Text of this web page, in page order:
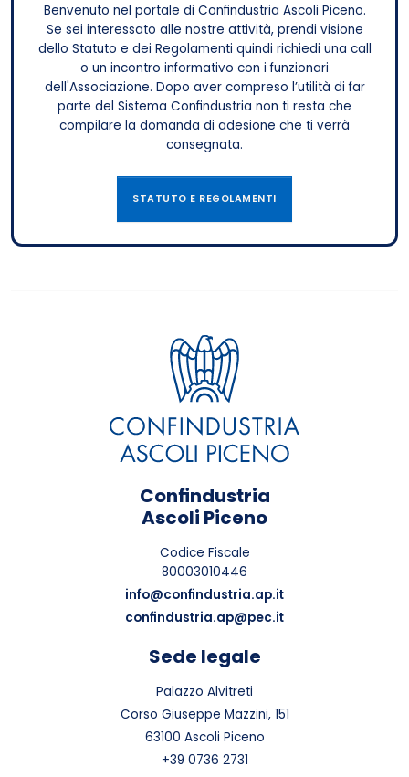
Benvenuto nel portale di Confindustria Ascoli Piceno.
Se sei interessato alle nostre attività, prendi visione
dello Statuto e dei Regolamenti quindi richiedi una call
o un incontro informativo con i funzionari
dell'Associazione. Dopo aver compreso l’utilità di far
parte del Sistema Confindustria non ti resta che
compilare la domanda di adesione che ti verrà
consegnata.
STATUTO E REGOLAMENTI
Confindustria
Ascoli Piceno
Codice Fiscale
80003010446
info@confindustria.ap.it
confindustria.ap@pec.it
Sede legale
Palazzo Alvitreti
Corso Giuseppe Mazzini, 151
63100 Ascoli Piceno
+39 0736 2731